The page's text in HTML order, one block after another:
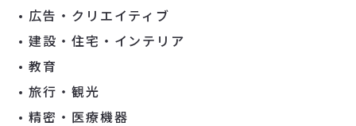
広告・クリエイティブ
建設・住宅・インテリア
教育
旅行・観光
精密・医療機器